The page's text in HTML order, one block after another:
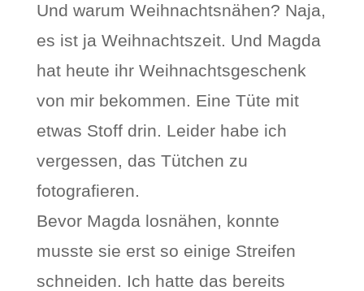
Und warum Weihnachtsnähen? Naja,
es ist ja Weihnachtszeit. Und Magda
hat heute ihr Weihnachtsgeschenk
von mir bekommen. Eine Tüte mit
etwas Stoff drin. Leider habe ich
vergessen, das Tütchen zu
fotografieren.
Bevor Magda losnähen, konnte
musste sie erst so einige Streifen
schneiden. Ich hatte das bereits